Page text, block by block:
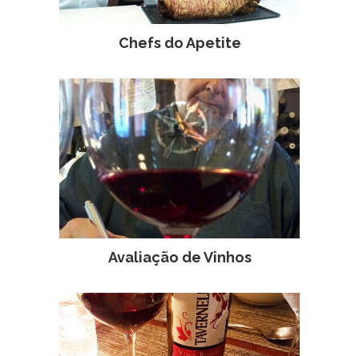
Chefs do Apetite
Avaliação de Vinhos